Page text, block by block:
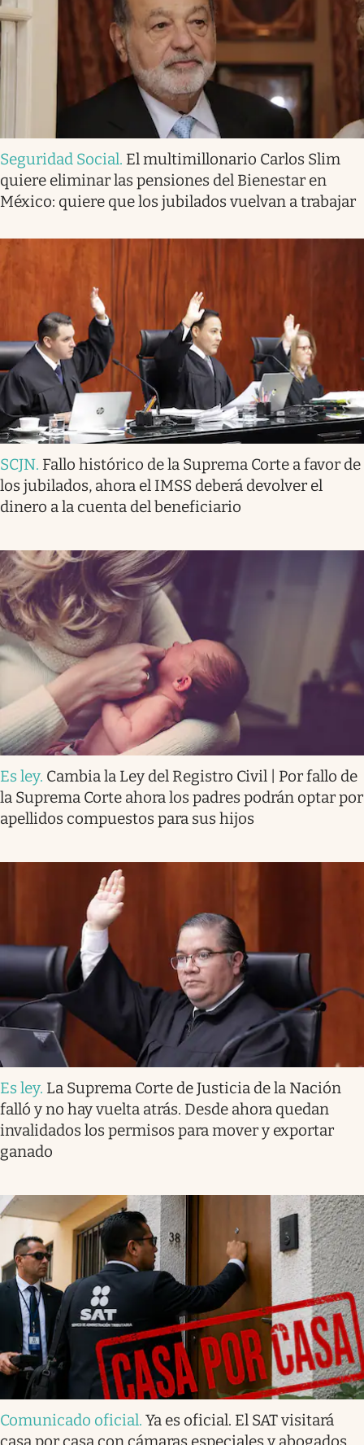
Seguridad Social. El multimillonario Carlos Slim
quiere eliminar las pensiones del Bienestar en
México: quiere que los jubilados vuelvan a trabajar
SCJN. Fallo histórico de la Suprema Corte a favor de
los jubilados, ahora el IMSS deberá devolver el
dinero a la cuenta del beneficiario
Es ley. Cambia la Ley del Registro Civil | Por fallo de
la Suprema Corte ahora los padres podrán optar por
apellidos compuestos para sus hijos
Es ley. La Suprema Corte de Justicia de la Nación
falló y no hay vuelta atrás. Desde ahora quedan
invalidados los permisos para mover y exportar
ganado
Comunicado oficial. Ya es oficial. El SAT visitará